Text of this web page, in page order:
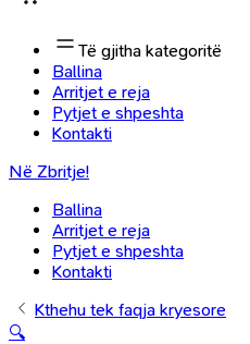
Të gjitha kategoritë
Ballina
Arritjet e reja
Pytjet e shpeshta
Kontakti
Në Zbritje!
Ballina
Arritjet e reja
Pytjet e shpeshta
Kontakti
Kthehu tek faqja kryesore
🔍